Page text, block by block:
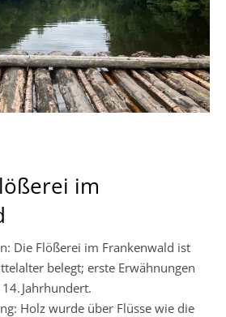
im
Die Flößerei im Frankenwald ist
belegt; erste Erwähnungen
Jahrhundert.
Holz wurde über Flüsse wie die